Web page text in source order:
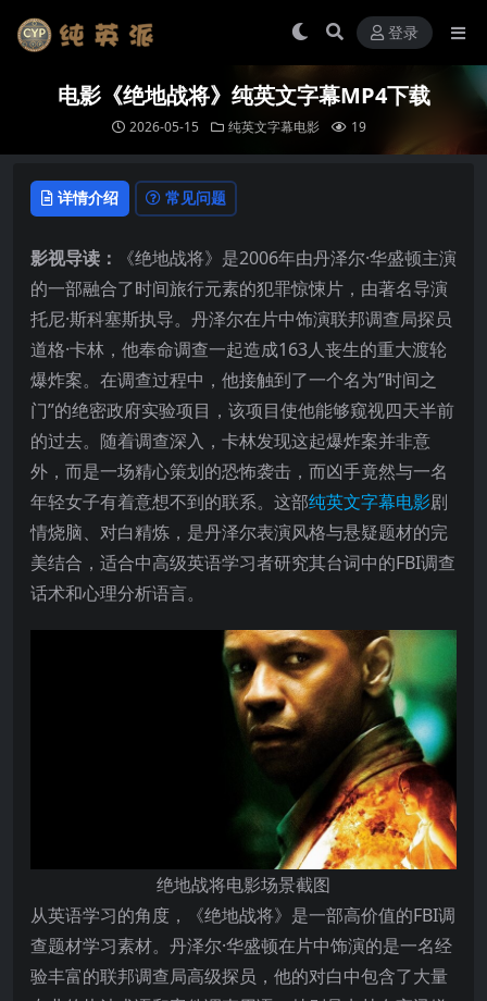
登录
电影《绝地战将》纯英文字幕MP4下载
2026-05-15 纯英文字幕电影 19
详情介绍 常见问题
影视导读：
《绝地战将》是2006年由丹泽尔·华盛顿主演
的一部融合了时间旅行元素的犯罪惊悚片，由著名导演
托尼·斯科塞斯执导。丹泽尔在片中饰演联邦调查局探员
道格·卡林，他奉命调查一起造成163人丧生的重大渡轮
爆炸案。在调查过程中，他接触到了一个名为”时间之
门”的绝密政府实验项目，该项目使他能够窥视四天半前
的过去。随着调查深入，卡林发现这起爆炸案并非意
外，而是一场精心策划的恐怖袭击，而凶手竟然与一名
年轻女子有着意想不到的联系。这部纯英文字幕电影剧
情烧脑、对白精炼，是丹泽尔表演风格与悬疑题材的完
美结合，适合中高级英语学习者研究其台词中的FBI调查
话术和心理分析语言。
绝地战将电影场景截图
从英语学习的角度，《绝地战将》是一部高价值的FBI调
查题材学习素材。丹泽尔·华盛顿在片中饰演的是一名经
验丰富的联邦调查局高级探员，他的对白中包含了大量